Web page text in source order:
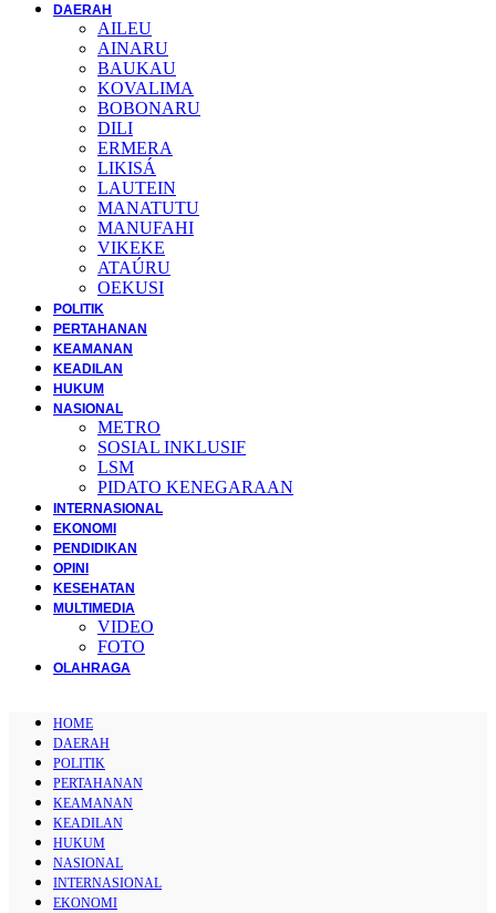
DAERAH
AILEU
AINARU
BAUKAU
KOVALIMA
BOBONARU
DILI
ERMERA
LIKISÁ
LAUTEIN
MANATUTU
MANUFAHI
VIKEKE
ATAÚRU
OEKUSI
POLITIK
PERTAHANAN
KEAMANAN
KEADILAN
HUKUM
NASIONAL
METRO
SOSIAL INKLUSIF
LSM
PIDATO KENEGARAAN
INTERNASIONAL
EKONOMI
PENDIDIKAN
OPINI
KESEHATAN
MULTIMEDIA
VIDEO
FOTO
OLAHRAGA
HOME
DAERAH
POLITIK
PERTAHANAN
KEAMANAN
KEADILAN
HUKUM
NASIONAL
INTERNASIONAL
EKONOMI